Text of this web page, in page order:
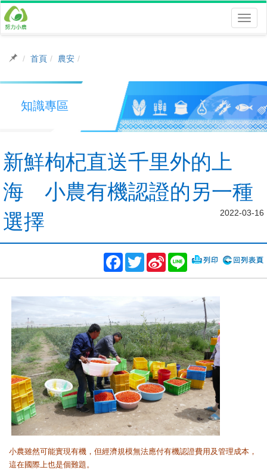
首頁 農安
知識專區
新鮮枸杞直送千里外的上
海 小農有機認證的另一種
選擇
2022-03-16
Facebook
TwitterSina
Weibo
Line
小農雖然可能實現有機，但經濟規模無法應付有機認證費用及管理成本，
這在國際上也是個難題。